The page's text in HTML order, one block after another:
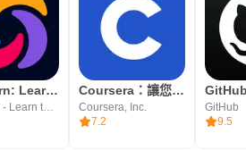
Sololearn: Learn to code
Sololearn - Learn to Code
Coursera：讓您的事業邁上新臺階
Coursera, Inc.
7.2
GitHub
GitHub
9.5